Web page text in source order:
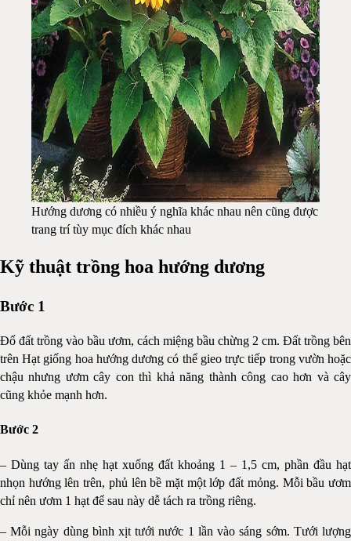
Hướng dương có nhiều ý nghĩa khác nhau nên cũng được
trang trí tùy mục đích khác nhau
Kỹ thuật trồng hoa hướng dương
Bước 1
Đổ đất trồng vào bầu ươm, cách miệng bầu chừng 2 cm. Đất trồng bên
trên Hạt giống hoa hướng dương có thể gieo trực tiếp trong vườn hoặc
chậu nhưng ươm cây con thì khả năng thành công cao hơn và cây
cũng khỏe mạnh hơn.
Bước 2
– Dùng tay ấn nhẹ hạt xuống đất khoảng 1 – 1,5 cm, phần đầu hạt
nhọn hướng lên trên, phủ lên bề mặt một lớp đất mỏng. Mỗi bầu ươm
chỉ nên ươm 1 hạt để sau này dễ tách ra trồng riêng.
– Mỗi ngày dùng bình xịt tưới nước 1 lần vào sáng sớm. Tưới lượng